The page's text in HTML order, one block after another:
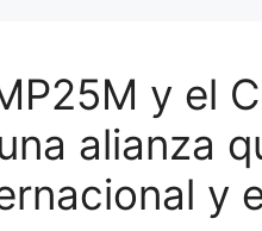
y el
alianza
y